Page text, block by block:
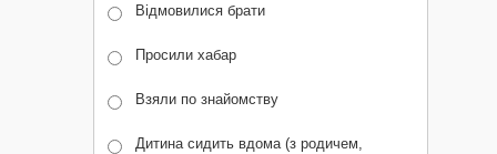
Відмовилися брати
Просили хабар
Взяли по знайомству
Дитина сидить вдома (з родичем,